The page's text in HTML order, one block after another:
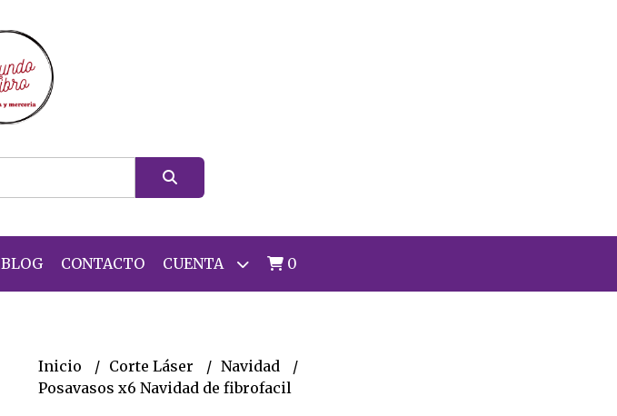
BLOG CONTACTO CUENTA 0
Inicio Corte Láser
Navidad
Posavasos x6 Navidad de fibrofacil